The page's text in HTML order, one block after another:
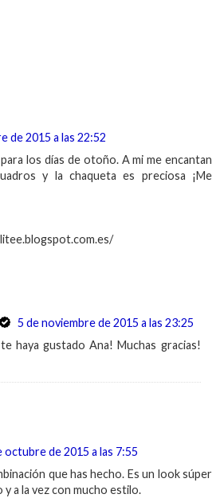
de 2015 a las 22:52
los días de otoño. A mi me encantan
y la chaqueta es preciosa ¡Me
5 de noviembre de 2015 a las 23:25
haya gustado Ana! Muchas gracias!
octubre de 2015 a las 7:55
que has hecho. Es un look súper
a la vez con mucho estilo.